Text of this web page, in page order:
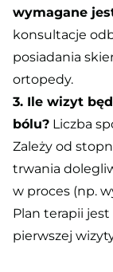
wymagane
konsultacje
posiadania
ortopedy.
3. Ile wizyt
bólu? Liczba
Zależy od
trwania
w proces (np.
Plan terapii
pierwszej